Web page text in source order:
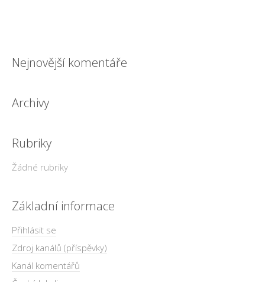
Nejnovější komentáře
Archivy
Rubriky
Žádné rubriky
Základní informace
Přihlásit se
Zdroj kanálů (příspěvky)
Kanál komentářů